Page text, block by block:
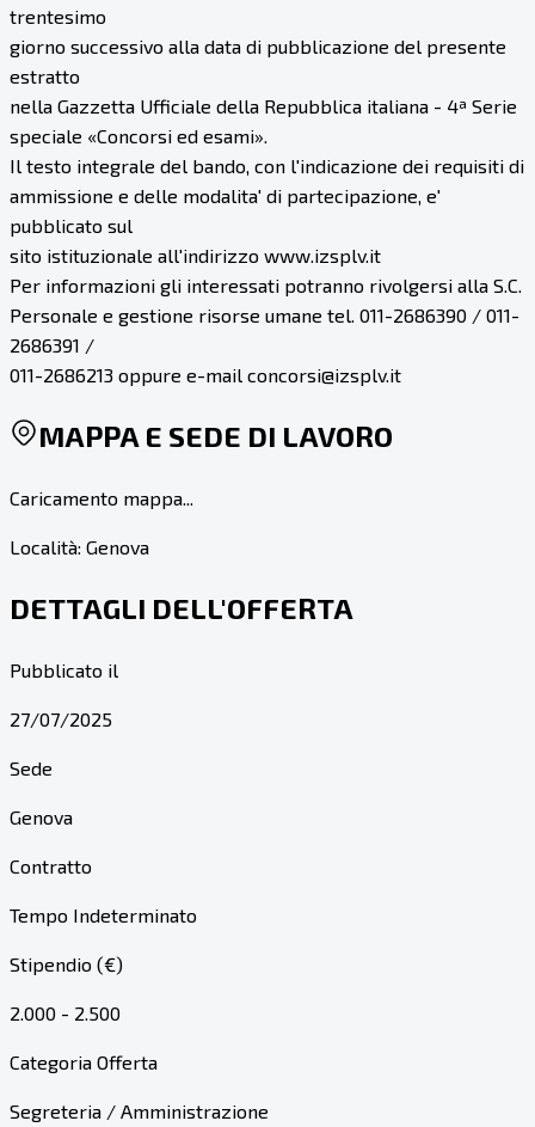
trentesimo
giorno successivo alla data di pubblicazione del presente
estratto
nella Gazzetta Ufficiale della Repubblica italiana - 4ª Serie
speciale «Concorsi ed esami».
Il testo integrale del bando, con l'indicazione dei requisiti di
ammissione e delle modalita' di partecipazione, e'
pubblicato sul
sito istituzionale all'indirizzo www.izsplv.it
Per informazioni gli interessati potranno rivolgersi alla S.C.
Personale e gestione risorse umane tel. 011-2686390 / 011-
2686391 /
011-2686213 oppure e-mail concorsi@izsplv.it
MAPPA E SEDE DI LAVORO
Caricamento mappa...
Località: Genova
DETTAGLI DELL'OFFERTA
Pubblicato il
27/07/2025
Sede
Genova
Contratto
Tempo Indeterminato
Stipendio (€)
2.000 - 2.500
Categoria Offerta
Segreteria / Amministrazione